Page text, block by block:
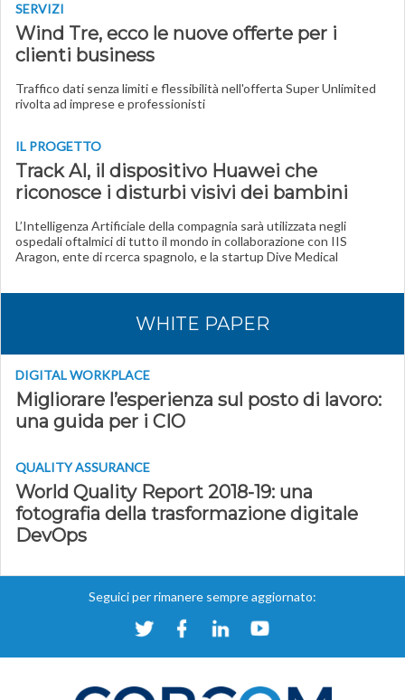
SERVIZI
Wind Tre, ecco le nuove offerte per i
clienti business
Traffico dati senza limiti e flessibilità nell'offerta Super Unlimited
rivolta ad imprese e professionisti
IL PROGETTO
Track AI, il dispositivo Huawei che
riconosce i disturbi visivi dei bambini
L’Intelligenza Artificiale della compagnia sarà utilizzata negli
ospedali oftalmici di tutto il mondo in collaborazione con IIS
Aragon, ente di rcerca spagnolo, e la startup Dive Medical
WHITE PAPER
DIGITAL WORKPLACE
Migliorare l’esperienza sul posto di lavoro:
una guida per i CIO
QUALITY ASSURANCE
World Quality Report 2018-19: una
fotografia della trasformazione digitale
DevOps
Seguici per rimanere sempre aggiornato: